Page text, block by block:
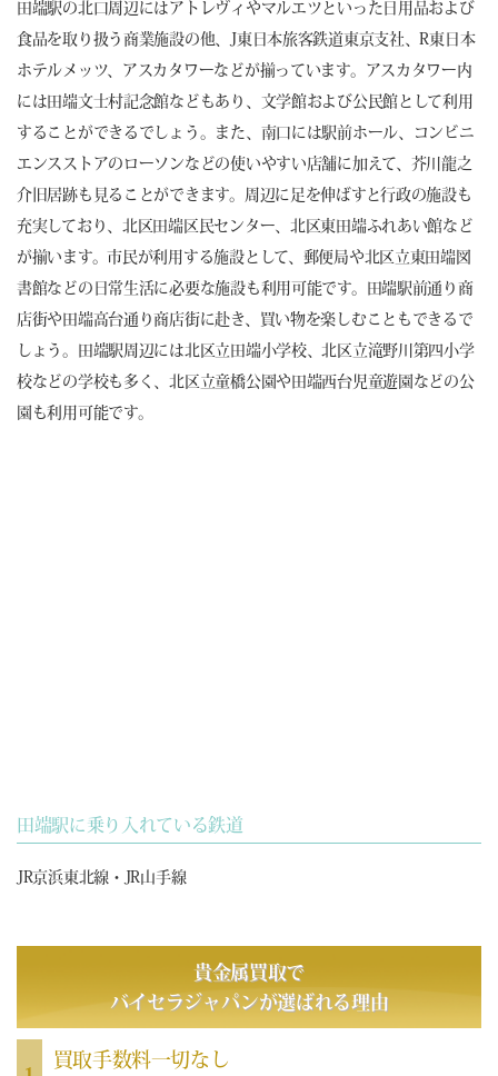
田端駅の北口周辺にはアトレヴィやマルエツといった日用品および
食品を取り扱う商業施設の他、J東日本旅客鉄道東京支社、R東日本
ホテルメッツ、アスカタワーなどが揃っています。アスカタワー内
には田端文士村記念館などもあり、文学館および公民館として利用
することができるでしょう。また、南口には駅前ホール、コンビニ
エンスストアのローソンなどの使いやすい店舗に加えて、芥川龍之
介旧居跡も見ることができます。周辺に足を伸ばすと行政の施設も
充実しており、北区田端区民センター、北区東田端ふれあい館など
が揃います。市民が利用する施設として、郵便局や北区立東田端図
書館などの日常生活に必要な施設も利用可能です。田端駅前通り商
店街や田端高台通り商店街に赴き、買い物を楽しむこともできるで
しょう。田端駅周辺には北区立田端小学校、北区立滝野川第四小学
校などの学校も多く、北区立童橋公園や田端西台児童遊園などの公
園も利用可能です。
田端駅に乗り入れている鉄道
JR京浜東北線・JR山手線
貴金属買取で
バイセラジャパンが選ばれる理由
買取手数料一切なし